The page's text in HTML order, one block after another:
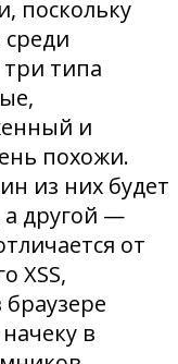
поскольку
типа
и
похожи.
из них будет
а другой —
от
XSS,
браузере
в